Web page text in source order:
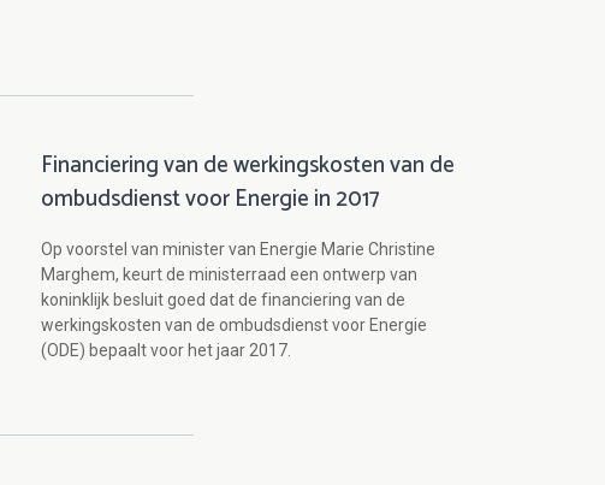
Financiering van de werkingskosten van de
ombudsdienst voor Energie in 2017
Op voorstel van minister van Energie Marie Christine
Marghem, keurt de ministerraad een ontwerp van
koninklijk besluit goed dat de financiering van de
werkingskosten van de ombudsdienst voor Energie
(ODE) bepaalt voor het jaar 2017.